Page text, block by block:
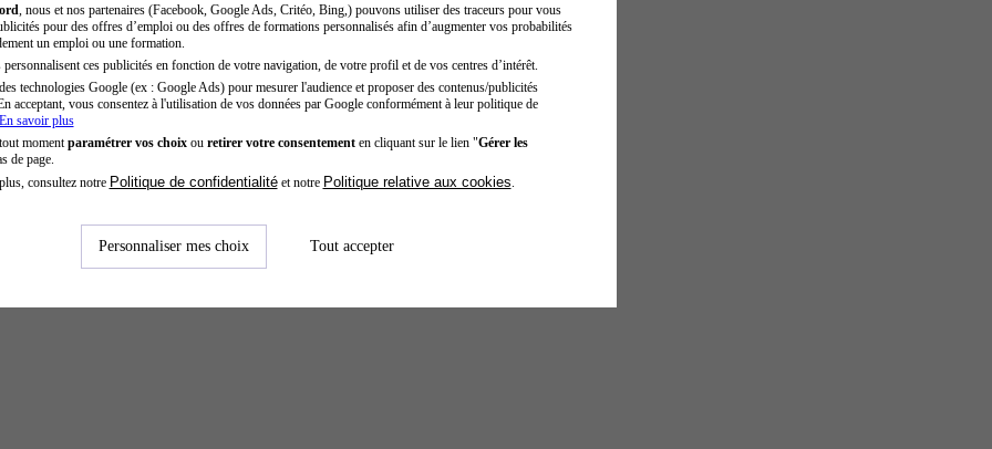
, nous et nos partenaires (Facebook, Google Ads, Critéo, Bing,) pouvons utiliser des traceurs pour vous
pour des offres d’emploi ou des offres de formations personnalisés afin d’augmenter vos probabilités
un emploi ou une formation.
ces publicités en fonction de votre navigation, de votre profil et de vos centres d’intérêt.
technologies Google (ex : Google Ads) pour mesurer l'audience et proposer des contenus/publicités
acceptant, vous consentez à l'utilisation de vos données par Google conformément à leur politique de
savoir plus
moment paramétrer vos choixou retirer votre consentementen cliquant sur le lien "Gérer les
de page.
consultez notre Politique de confidentialitéet notre Politique relative aux cookies
Personnaliser mes choix Tout accepter